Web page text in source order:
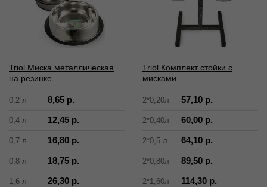
Triol Миска металлическая
на резинке
0,2 л 8,65 р.
0,4 л 12,45 р.
0,7 л 16,80 р.
0,8 л 18,75 р.
1,6 л 26,30 р.
Triol Комплект стойки с
мисками
2*0,20л 57,10 р.
2*0,40л 60,00 р.
2*0,5 л 64,10 р.
2*0,80л 89,50 р.
2*1,60л 114,30 р.